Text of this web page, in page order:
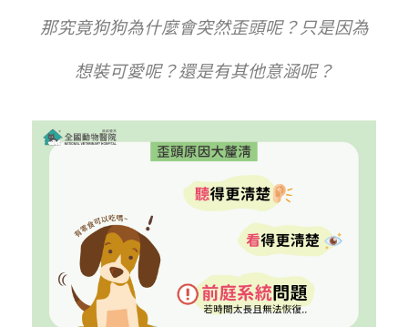
那究竟狗狗為什麼會突然歪頭呢？只是因為
想裝可愛呢？還是有其他意涵呢？